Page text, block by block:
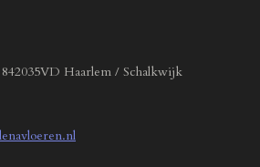
Haarlem / Schalkwijk